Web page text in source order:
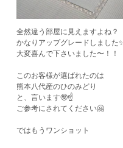
全然違う部屋に見えますよね？
かなりアップグレードしました
大変喜んで下さいました〜！！
このお客様が選ばれたのは
熊本八代産のひのみどり
と、言います🤓☝️
ご参考にされてください🤗
ではもうワンショット